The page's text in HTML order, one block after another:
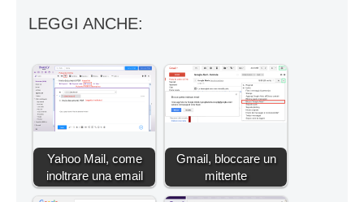
LEGGI ANCHE:
Yahoo Mail, come
inoltrare una email
Gmail, bloccare un
mittente